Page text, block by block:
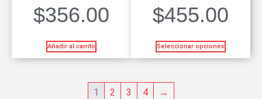
$356.00
Añadir al carrito
$455.00
Seleccionar opciones
1 2 3 4 →